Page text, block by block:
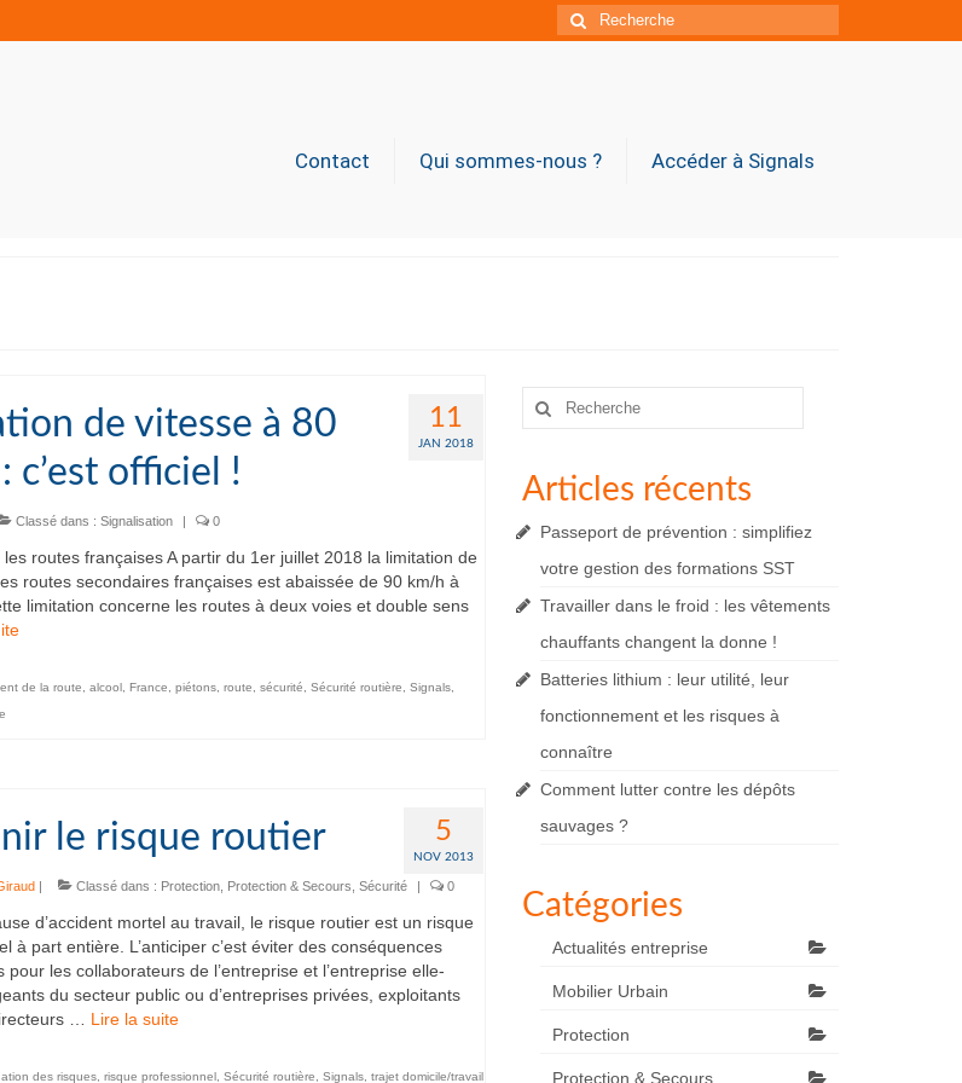
Rechercher
:
Contact Qui sommes-nous ? Accéder à Signals
11
JAN 2018
de vitesse à 80
c’est officiel !
Classé dans : Signalisation | 0
routes françaises A partir du 1er juillet 2018 la limitation de
routes secondaires françaises est abaissée de 90 km/h à
limitation concerne les routes à deux voies et double sens
de la route alcool, France piétons, route sécurité Sécurité routière Signals,
5
NOV 2013
le risque routier
| Classé dans : Protection, Protection & Secours Sécurité | 0
d’accident mortel au travail, le risque routier est un risque
à part entière. L’anticiper c’est éviter des conséquences
pour les collaborateurs de l’entreprise et l’entreprise elle-
du secteur public ou d’entreprises privées, exploitants
… Lire la suite­­
des risques, risque professionnel, Sécurité routière Signals, trajet domicile/travail
Rechercher
Articles récents
Passeport de prévention : simplifiez
votre gestion des formations SST
Travailler dans le froid : les vêtements
chauffants changent la donne !
Batteries lithium : leur utilité, leur
fonctionnement et les risques à
connaître
Comment lutter contre les dépôts
sauvages ?
Catégories
Actualités entreprise
Mobilier Urbain
Protection
Protection & Secours